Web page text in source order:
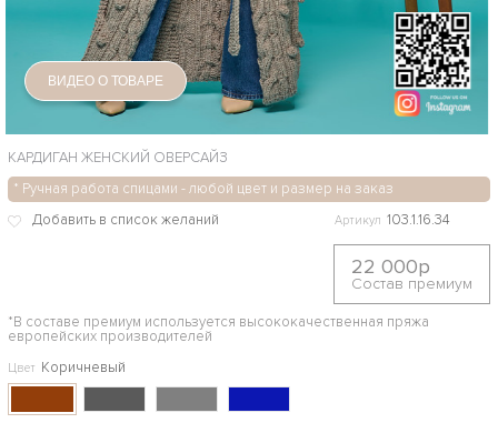
ВИДЕО О ТОВАРЕ
КАРДИГАН ЖЕНСКИЙ ОВЕРСАЙЗ
* Ручная работа спицами - любой цвет и размер на заказ
Артикул 103.1.16.34
22 000р
Состав премиум
*В составе премиум используется высококачественная пряжа
европейских производителей
Цвет Коричневый